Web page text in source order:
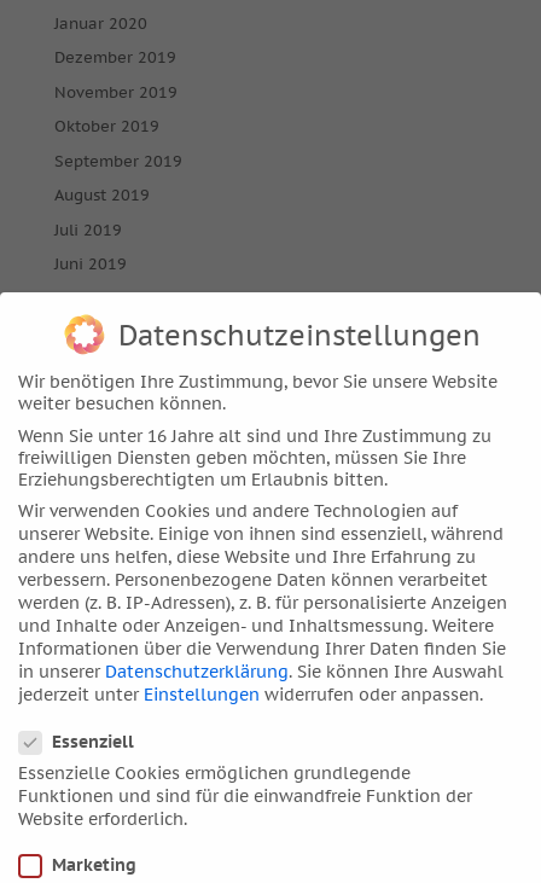
Januar 2020
Dezember 2019
November 2019
Oktober 2019
September 2019
August 2019
Juli 2019
Juni 2019
April 2019
März 2019
Januar 2019
Dezember 2018
November 2018
Oktober 2018
September 2018
August 2018
Juli 2018
Juni 2018
Mai 2018
März 2018
Februar 2018
Januar 2018
Datenschutzeinstellungen
Wir benötigen Ihre Zustimmung, bevor Sie unsere Website
weiter besuchen können.
Wenn Sie unter 16 Jahre alt sind und Ihre Zustimmung zu
freiwilligen Diensten geben möchten, müssen Sie Ihre
Erziehungsberechtigten um Erlaubnis bitten.
Wir verwenden Cookies und andere Technologien auf
unserer Website. Einige von ihnen sind essenziell, während
andere uns helfen, diese Website und Ihre Erfahrung zu
verbessern. Personenbezogene Daten können verarbeitet
werden (z. B. IP-Adressen), z. B. für personalisierte Anzeigen
und Inhalte oder Anzeigen- und Inhaltsmessung. Weitere
Informationen über die Verwendung Ihrer Daten finden Sie
in unserer Datenschutzerklärung. Sie können Ihre Auswahl
jederzeit unter Einstellungen widerrufen oder anpassen.
Essenziell
Essenzielle Cookies ermöglichen grundlegende
Funktionen und sind für die einwandfreie Funktion der
Website erforderlich.
Marketing